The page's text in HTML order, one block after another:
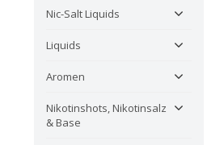
Nic-Salt Liquids
Liquids
Aromen
Nikotinshots, Nikotinsalz
& Base